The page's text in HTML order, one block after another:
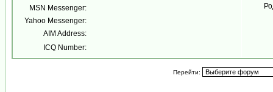
MSN Messenger:
Yahoo Messenger:
AIM Address:
ICQ Number:
Перейти: